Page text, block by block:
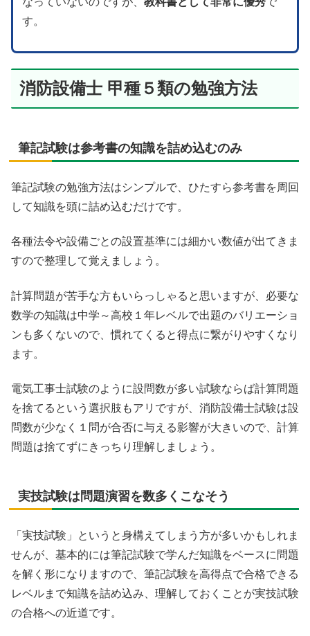
す。
消防設備士 甲種５類の勉強方法
筆記試験は参考書の知識を詰め込むのみ
筆記試験の勉強方法はシンプルで、ひたすら参考書を周回
して知識を頭に詰め込むだけです。
各種法令や設備ごとの設置基準には細かい数値が出てきま
すので整理して覚えましょう。
計算問題が苦手な方もいらっしゃると思いますが、必要な
数学の知識は中学～高校１年レベルで出題のバリエーショ
ンも多くないので、慣れてくると得点に繋がりやすくなり
ます。
電気工事士試験のように設問数が多い試験ならば計算問題
を捨てるという選択肢もアリですが、消防設備士試験は設
問数が少なく１問が合否に与える影響が大きいので、計算
問題は捨てずにきっちり理解しましょう。
実技試験は問題演習を数多くこなそう
「実技試験」というと身構えてしまう方が多いかもしれま
せんが、基本的には筆記試験で学んだ知識をベースに問題
を解く形になりますので、筆記試験を高得点で合格できる
レベルまで知識を詰め込み、理解しておくことが実技試験
の合格への近道です。